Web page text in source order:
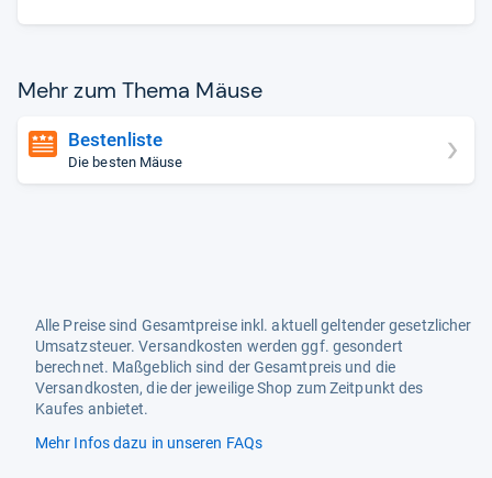
Mehr zum Thema Mäuse
Bestenliste
Die besten Mäuse
Alle Preise sind Gesamtpreise inkl. aktuell geltender gesetzlicher
Umsatzsteuer. Versandkosten werden ggf. gesondert
berechnet. Maßgeblich sind der Gesamtpreis und die
Versandkosten, die der jeweilige Shop zum Zeitpunkt des
Kaufes anbietet.
Mehr Infos dazu in unseren FAQs